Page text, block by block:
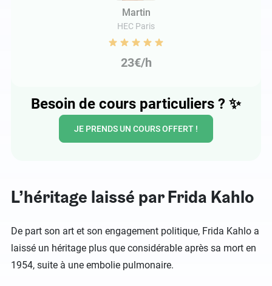
Martin
HEC Paris
23€/h
Besoin de cours particuliers ? ✨
JE PRENDS UN COURS OFFERT !
L’héritage laissé par Frida Kahlo
De part son art et son engagement politique, Frida Kahlo a
laissé un héritage plus que considérable après sa mort en
1954, suite à une embolie pulmonaire.